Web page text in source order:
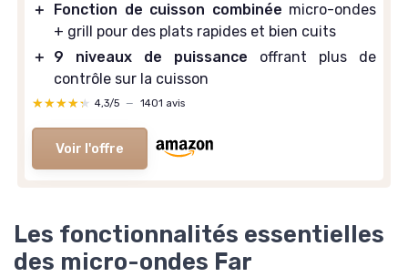
＋
Fonction de cuisson combinée micro-ondes
+ grill pour des plats rapides et bien cuits
＋
9 niveaux de puissance offrant plus de
contrôle sur la cuisson
★★★★★
★★★★★ 4,3/5 — 1401 avis
Voir l'offre
Les fonctionnalités essentielles
des micro-ondes Far